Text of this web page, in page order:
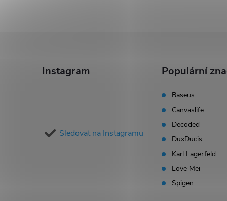
Instagram
Sledovat na Instagramu
Populární
Baseus
Canvaslife
Decoded
DuxDucis
Karl Lagerfeld
Love Mei
Spigen